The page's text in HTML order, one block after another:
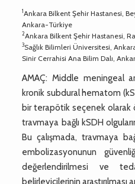
1Ankara Bilkent Şehir Hastanesi,
Ankara-Türkiye
2Ankara Bilkent Şehir Hastanesi,
3Sağlık Bilimleri Üniversitesi,
Sinir Cerrahisi Ana Bilim Dalı,
AMAÇ: Middle meningeal
kronik subdural hematom
bir terapötik seçenek olarak
travmaya bağlı kSDH
Bu çalışmada, travmaya
embolizasyonunun
değerlendirilmesi ve
belirleyicilerinin araştırılması